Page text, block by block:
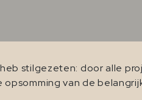
stilgezeten: door alle
opsomming van de